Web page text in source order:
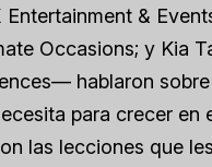
Entertainment &
Occasions; y Kia
hablaron
para crecer en
las lecciones que